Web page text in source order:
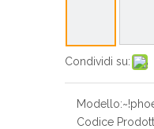
Condividi su:
Modello:
Codice